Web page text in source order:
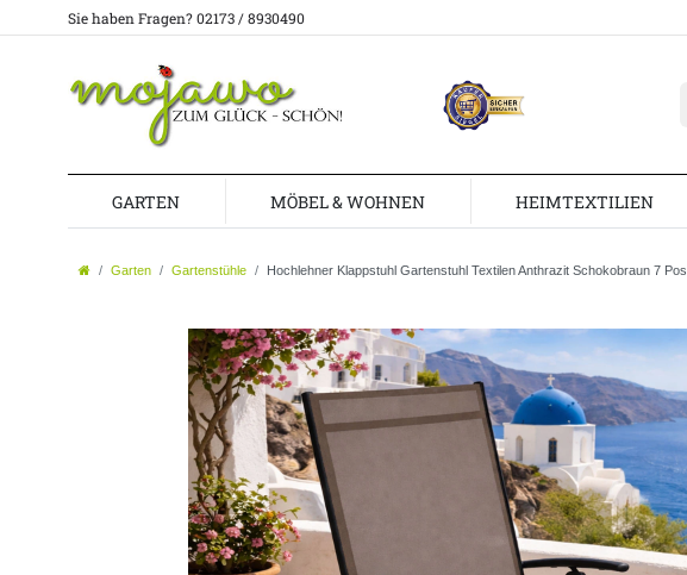
Sie haben Fragen? 02173 / 8930490
GARTEN MÖBEL & WOHNEN HEIMTEXTILIEN
Garten Gartenstühle Hochlehner Klappstuhl Gartenstuhl Textilen Anthrazit Schokobraun 7 Pos